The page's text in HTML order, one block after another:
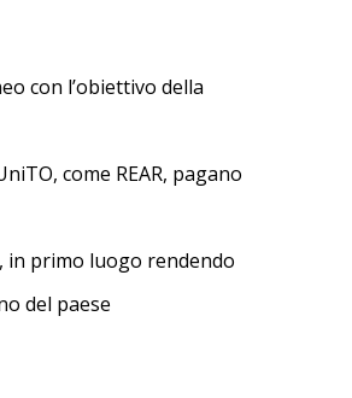
con l’obiettivo della
come REAR, pagano
in primo luogo rendendo
del paese